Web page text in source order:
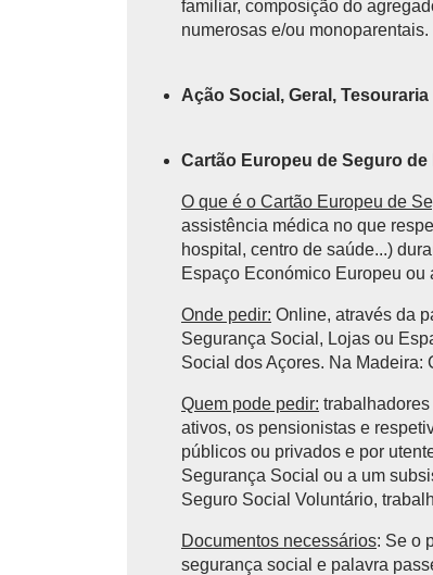
familiar, composição do
numerosas e/ou monoparentais.
Ação Social, Geral, Tesouraria
Cartão Europeu de Seguro de
O que é o Cartão Europeu de
assistência médica no que
hospital, centro de saúde...)
Espaço Económico Europeu ou
Onde pedir: Online, através da
Segurança Social, Lojas ou
Social dos Açores. Na Madeira:
Quem pode pedir:
ativos, os pensionistas e
públicos ou privados e por
Segurança Social ou a um
Seguro Social Voluntário,
Documentos necessários: Se o
segurança social e palavra